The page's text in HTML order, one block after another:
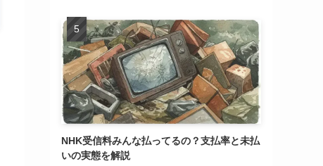
NHK受信料みんな払ってるの？支払率と未払
いの実態を解説